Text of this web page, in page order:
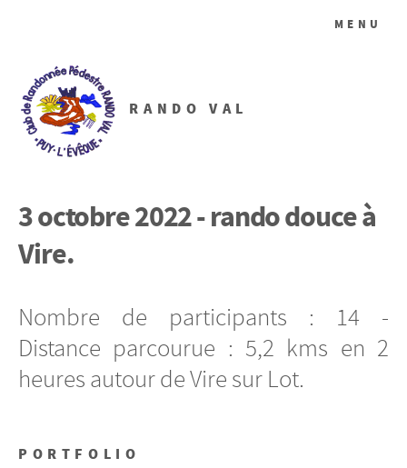
RANDO VAL
MENU
3 octobre 2022 - rando douce à
Vire.
Nombre de participants : 14 -
Distance parcourue : 5,2 kms en 2
heures autour de Vire sur Lot.
PORTFOLIO